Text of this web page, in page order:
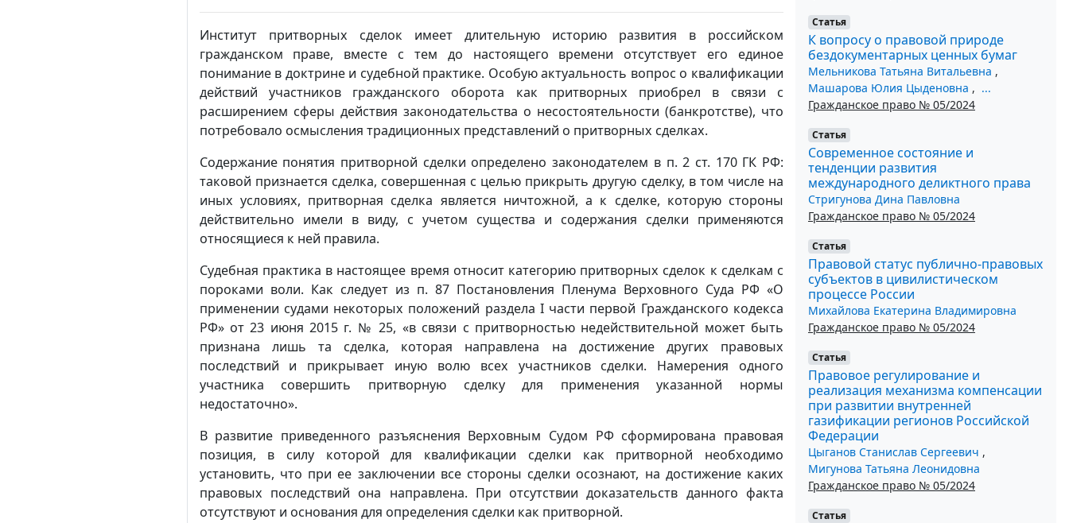
Институт притворных сделок имеет длительную историю развития в российском
гражданском праве, вместе с тем до настоящего времени отсутствует его единое
понимание в доктрине и судебной практике. Особую актуальность вопрос о квалификации
действий участников гражданского оборота как притворных приобрел в связи с
расширением сферы действия законодательства о несостоятельности (банкротстве), что
потребовало осмысления традиционных представлений о притворных сделках.
Содержание понятия притворной сделки определено законодателем в п. 2 ст. 170 ГК РФ:
таковой признается сделка, совершенная с целью прикрыть другую сделку, в том числе на
иных условиях, притворная сделка является ничтожной, а к сделке, которую стороны
действительно имели в виду, с учетом существа и содержания сделки применяются
относящиеся к ней правила.
Судебная практика в настоящее время относит категорию притворных сделок к сделкам с
пороками воли. Как следует из п. 87 Постановления Пленума Верховного Суда РФ «О
применении судами некоторых положений раздела I части первой Гражданского кодекса
РФ» от 23 июня 2015 г. № 25, «в связи с притворностью недействительной может быть
признана лишь та сделка, которая направлена на достижение других правовых
последствий и прикрывает иную волю всех участников сделки. Намерения одного
участника совершить притворную сделку для применения указанной нормы
недостаточно».
В развитие приведенного разъяснения Верховным Судом РФ сформирована правовая
позиция, в силу которой для квалификации сделки как притворной необходимо
установить, что при ее заключении все стороны сделки осознают, на достижение каких
правовых последствий она направлена. При отсутствии доказательств данного факта
отсутствуют и основания для определения сделки как притворной.
Статья
К вопросу о правовой природе
бездокументарных ценных бумаг
Мельникова Татьяна Витальевна ,
Машарова Юлия Цыденовна , ...
Гражданское право № 05/2024
Статья
Современное состояние и
тенденции развития
международного деликтного права
Стригунова Дина Павловна
Гражданское право № 05/2024
Статья
Правовой статус публично-правовых
субъектов в цивилистическом
процессе России
Михайлова Екатерина Владимировна
Гражданское право № 05/2024
Статья
Правовое регулирование и
реализация механизма компенсации
при развитии внутренней
газификации регионов Российской
Федерации
Цыганов Станислав Сергеевич ,
Мигунова Татьяна Леонидовна
Гражданское право № 05/2024
Статья